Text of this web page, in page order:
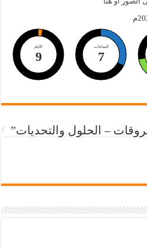
الايام
9
الساعات
7
– الحلول والتحديات”